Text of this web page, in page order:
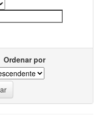
Ordenar por